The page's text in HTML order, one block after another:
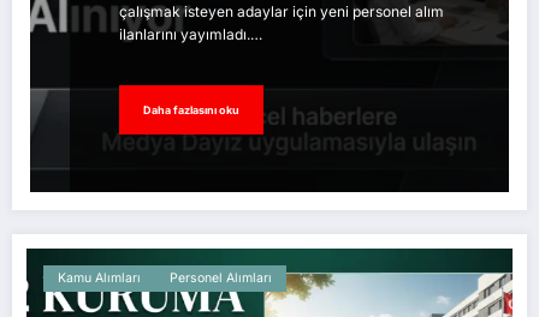
çalışmak isteyen adaylar için yeni personel alım
ilanlarını yayımladı.…
Daha fazlasını oku
Kamu Alımları Personel Alımları